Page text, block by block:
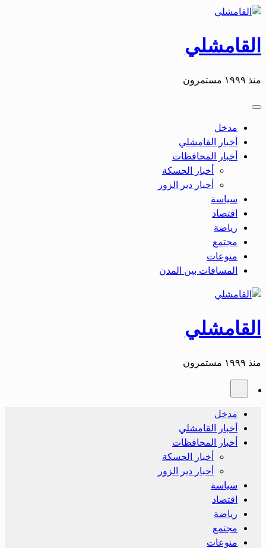
التخطي
المحتوى
القامشلي
منذ ١٩٩٩ مستمرون
مدخل
أخبار القامشلي
أخبار المحافظات
أخبار الحسكة
أحبار دير الزور
سياسة
اقتصاد
رياضة
مجتمع
منوعات
المسافات بين المدن
القامشلي
منذ ١٩٩٩ مستمرون
مدخل
أخبار القامشلي
أخبار المحافظات
أخبار الحسكة
أحبار دير الزور
سياسة
اقتصاد
رياضة
مجتمع
منوعات